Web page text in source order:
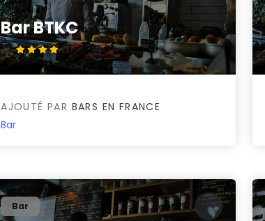
Bar BTKC
4/5
AJOUTÉ PAR BARS EN FRANCE
Bar
Bar